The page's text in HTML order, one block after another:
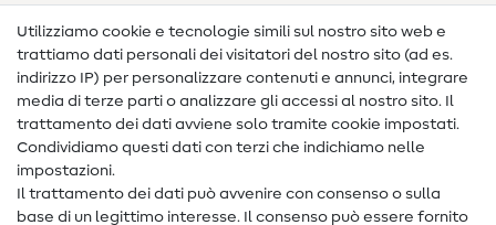
Nähanleitungen
Assistenza e contatto
Contatto
Informazioni sul nuovo proprietario
FAQ
Utilizziamo cookie e tecnologie simili sul nostro sito web e
trattiamo dati personali dei visitatori del nostro sito (ad es.
indirizzo IP) per personalizzare contenuti e annunci, integrare
media di terze parti o analizzare gli accessi al nostro sito. Il
trattamento dei dati avviene solo tramite cookie impostati.
Condividiamo questi dati con terzi che indichiamo nelle
impostazioni.
Il trattamento dei dati può avvenire con consenso o sulla
base di un legittimo interesse. Il consenso può essere fornito